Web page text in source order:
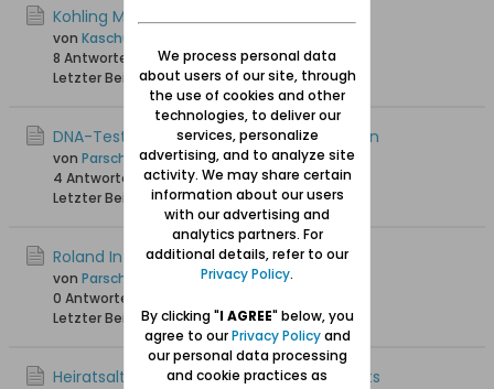
Kohling Melderegister
von Kaschube Peter
8 Antworten
2.571 Hits0 Likes
Letzter Beitrag28.05.2025, 16:30
DNA-Tests - Das Geschäft mit den Genen
von ParschauWossitz
4 Antworten
1.844 Hits0 Likes
Letzter Beitrag28.05.2025, 07:04
Roland Info Grafiken
von ParschauWossitz
0 Antworten
Letzter Beitrag 01.05.2025, 09:47
Heiratsalter zu Beginn des 19. Jahrhunderts
We process personal data
about users of our site, through
the use of cookies and other
technologies, to deliver our
services, personalize
advertising, and to analyze site
activity. We may share certain
information about our users
with our advertising and
analytics partners. For
additional details, refer to our
Privacy Policy.
By clicking "I AGREE" below, you
agree to ourPrivacy Policyand
our personal data processing
and cookie practices as